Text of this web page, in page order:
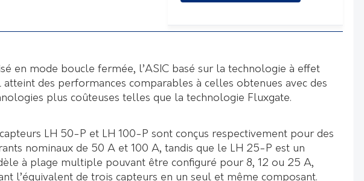
en mode boucle fermée, l’ASIC basé sur la technologie à effet
atteint des performances comparables à celles obtenues avec des
plus coûteuses telles que la technologie Fluxgate.
capteurs LH 50-P et LH 100-P sont conçus respectivement pour des
nominaux de 50 A et 100 A, tandis que le LH 25-P est un
à plage multiple pouvant être configuré pour 8, 12 ou 25 A,
l’équivalent de trois capteurs en un seul et même composant.